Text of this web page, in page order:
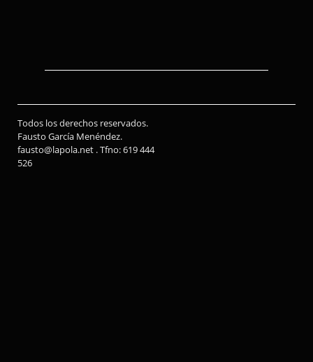
Todos los derechos reservados.
Fausto García Menéndez.
fausto@lapola.net . Tfno: 619 444
526